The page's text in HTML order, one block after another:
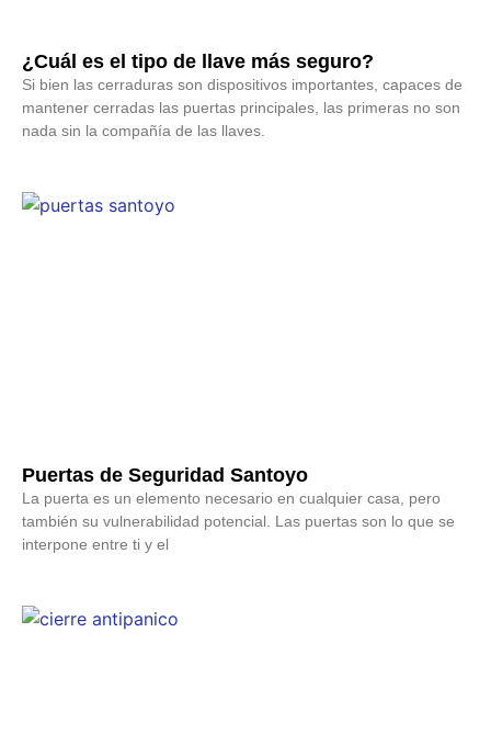
¿Cuál es el tipo de llave más seguro?
Si bien las cerraduras son dispositivos importantes, capaces de
mantener cerradas las puertas principales, las primeras no son
nada sin la compañía de las llaves.
Puertas de Seguridad Santoyo
La puerta es un elemento necesario en cualquier casa, pero
también su vulnerabilidad potencial. Las puertas son lo que se
interpone entre ti y el